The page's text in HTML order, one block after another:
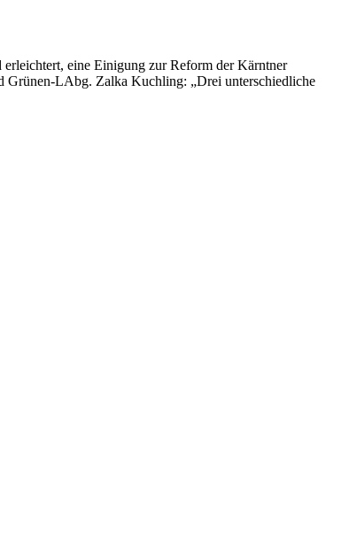
eine Einigung zur Reform der Kärntner
Grünen-LAbg. Zalka Kuchling: „Drei unterschiedliche